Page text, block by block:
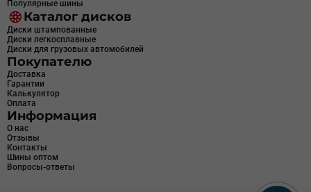
Популярные шины
Каталог дисков
Диски штампованные
Диски легкосплавные
Диски для грузовых автомобилей
Покупателю
Доставка
Гарантии
Калькулятор
Оплата
Информация
О нас
Отзывы
Контакты
Шины оптом
Вопросы-ответы